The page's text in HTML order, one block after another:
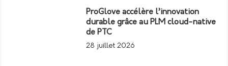
ProGlove accélère l’innovation
durable grâce au PLM cloud-native
de PTC
28 juillet 2026